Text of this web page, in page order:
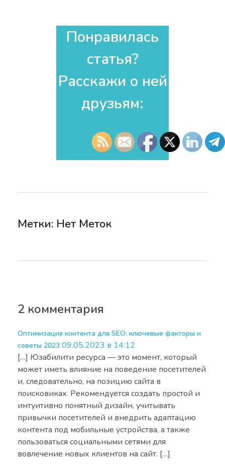
Понравилась
статья?
Расскажи о ней
друзьям:​
Метки: Нет Меток
2 комментария
Оптимизация контента для SEO: ключевые факторы и
советы 2023 09.05.2023 в 14:12
[…] Юзабилити ресурса — это момент, который
может иметь влияние на поведение посетителей
и, следовательно, на позицию сайта в
поисковиках. Рекомендуется создать простой и
интуитивно понятный дизайн, учитывать
привычки посетителей и внедрить адаптацию
контента под мобильные устройства, а также
пользоваться социальными сетями для
вовлечение новых клиентов на сайт. […]